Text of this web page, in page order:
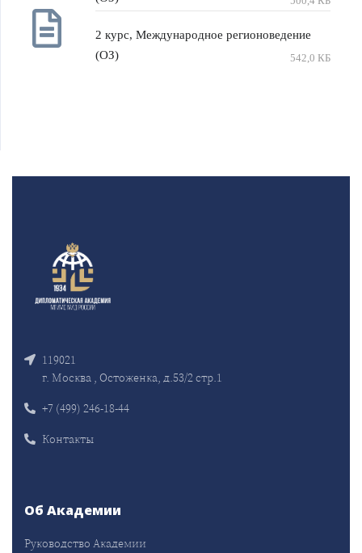
2 курс, Международное регионоведение
(ОЗ)
542,0 КБ
119021
г. Москва , Остоженка, д.53/2 стр.1
+7 (499) 246-18-44
Контакты
Об Академии
Руководство Академии